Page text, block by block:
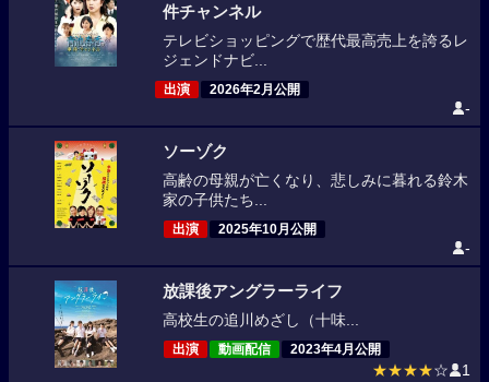
件チャンネル
テレビショッピングで歴代最高売上を誇るレ
ジェンドナビ...
出演 2026年2月公開
-
ソーゾク
高齢の母親が亡くなり、悲しみに暮れる鈴木
家の子供たち...
出演 2025年10月公開
-
放課後アングラーライフ
高校生の追川めざし（十味...
出演 動画配信 2023年4月公開
★★★★☆ 1